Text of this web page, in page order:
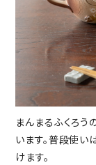
まんまるふくろう
います。普段使い
けます。